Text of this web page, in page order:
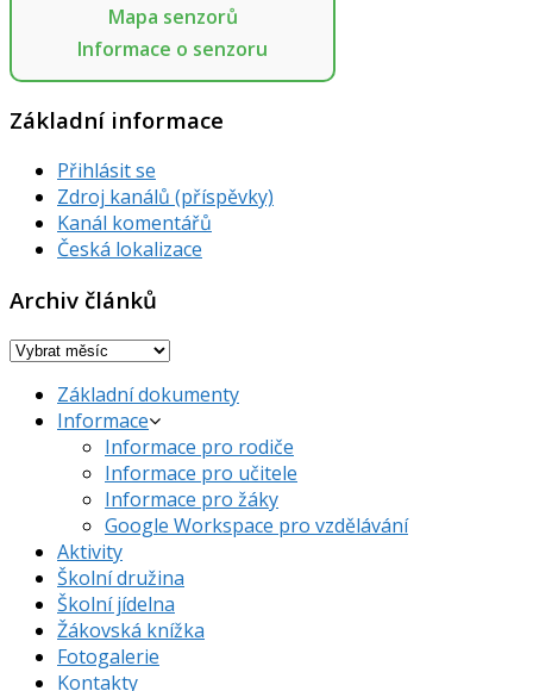
Mapa senzorů
Informace o senzoru
Základní informace
Přihlásit se
Zdroj kanálů (příspěvky)
Kanál komentářů
Česká lokalizace
Archiv článků
Archiv
Základní dokumenty
Informace
Informace pro rodiče
Informace pro učitele
Informace pro žáky
Google Workspace pro vzdělávání
Aktivity
Školní družina
Školní jídelna
Žákovská knížka
Fotogalerie
Kontakty